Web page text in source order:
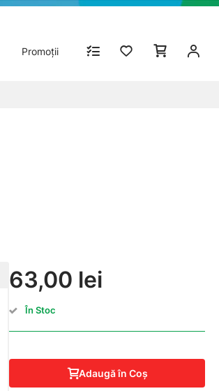
Promoții
63,00 lei
În Stoc
Adaugă în Coş